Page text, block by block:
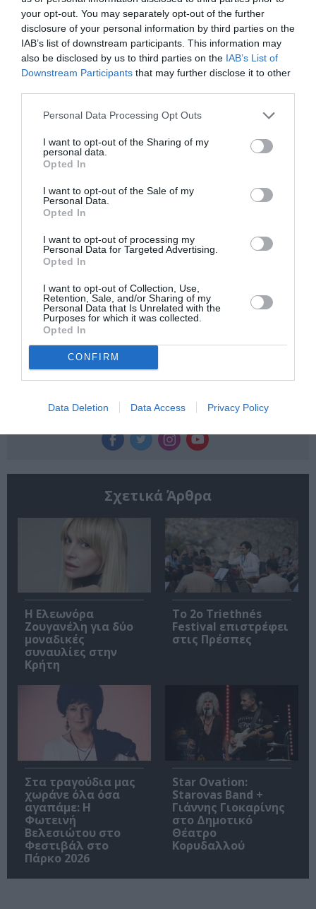
your opt-out. You may separately opt-out of the further
disclosure of your personal information by third parties on the
IAB’s list of downstream participants. This information may
also be disclosed by us to third parties on the IAB’s List of
Downstream Participants that may further disclose it to other
Personal Data Processing Opt Outs
I want to opt-out of the Sharing of my
personal data.
Opted In
I want to opt-out of the Sale of my
Personal Data.
Opted In
I want to opt-out of processing my
Personal Data for Targeted Advertising.
Opted In
I want to opt-out of Collection, Use,
Retention, Sale, and/or Sharing of my
Personal Data that Is Unrelated with the
Purposes for which it was collected.
Opted In
CONFIRM
Data Deletion Data Access Privacy Policy
Τηλ.: 210 7282333 |megaron.gr
Ακολουθήστε το Culturenow.gr στο Google News
μάθετε πρώτοι όλες τις ειδήσεις
Πολιτισμό στοCulturenow.gr
Νέοι Διαγωνισμοί
Tags
ΚΑΜΕΡΑΤΑ - ΟΡΧΗΣΤΡΑ ΤΩΝ ΦΙΛΩΝ ΤΗΣ ΜΟΥΣΙΚΗΣ
ΚΛΑΣΙΚΗ - ΟΠΕΡΑ
ΣΥΝΑΥΛΙΕΣ 2026
Newsletter
Κάθε βδομάδα στο e-mail σας τα τελευταία νέα για
την Τέχνη και τον Πολιτισμό!
Ακολουθήστε το Culturenow.gr
Σχετικά Άρθρα
Η Ελεωνόρα
Ζουγανέλη για δύο
μοναδικές
συναυλίες στην
Κρήτη
Το 2ο Triethnés
Festival επιστρέφει
στις Πρέσπες
Στα τραγούδια μας
χωράνε όλα όσα
αγαπάμε: Η
Φωτεινή
Βελεσιώτου στο
Φεστιβάλ στο
Πάρκο 2026
Star Ovation:
Starovas Band +
Γιάννης Γιοκαρίνης
στο Δημοτικό
Θέατρο
Κορυδαλλού